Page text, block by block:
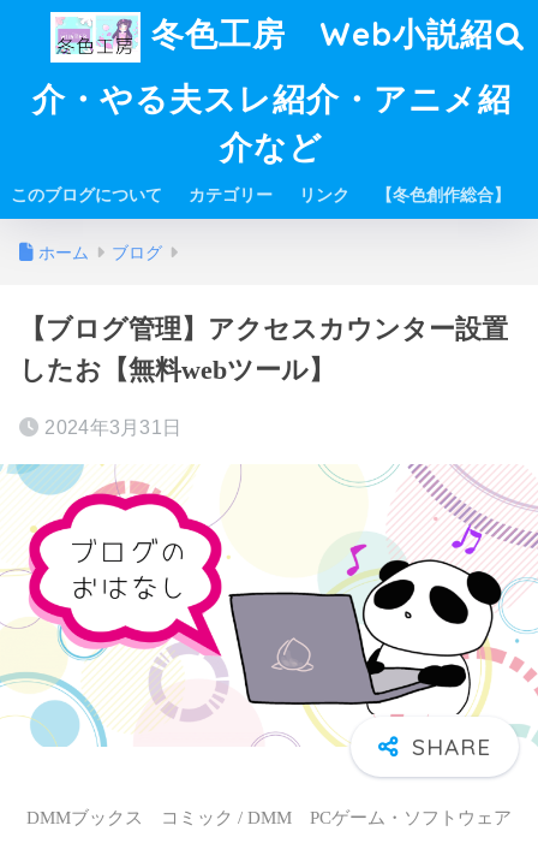
冬色工房 Web小説紹
介・やる夫スレ紹介・アニメ紹
介など
このブログについて カテゴリー リンク 【冬色創作総合】
ホーム ブログ
【ブログ管理】アクセスカウンター設置
したお【無料webツール】
2024年3月31日
DMMブックス コミック / DMM PCゲーム・ソフトウェア